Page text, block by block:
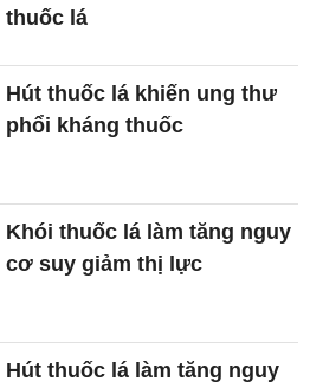
thuốc lá
Hút thuốc lá khiến ung thư
phổi kháng thuốc
Khói thuốc lá làm tăng nguy
cơ suy giảm thị lực
Hút thuốc lá làm tăng nguy